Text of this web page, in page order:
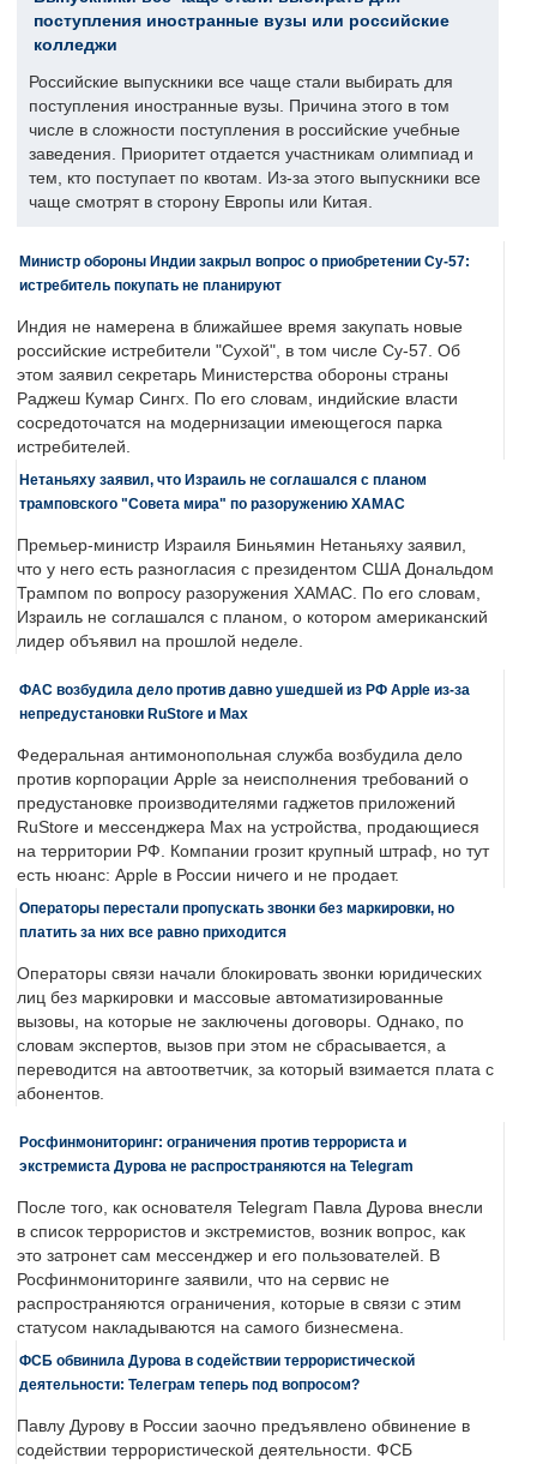
поступления иностранные вузы или российские
колледжи
Российские выпускники все чаще стали выбирать для
поступления иностранные вузы. Причина этого в том
числе в сложности поступления в российские учебные
заведения. Приоритет отдается участникам олимпиад и
тем, кто поступает по квотам. Из-за этого выпускники все
чаще смотрят в сторону Европы или Китая.
Министр обороны Индии закрыл вопрос о приобретении Су-57:
истребитель покупать не планируют
Индия не намерена в ближайшее время закупать новые
российские истребители "Сухой", в том числе Су-57. Об
этом заявил секретарь Министерства обороны страны
Раджеш Кумар Сингх. По его словам, индийские власти
сосредоточатся на модернизации имеющегося парка
истребителей.
Нетаньяху заявил, что Израиль не соглашался с планом
трамповского "Совета мира" по разоружению ХАМАС
Премьер-министр Израиля Биньямин Нетаньяху заявил,
что у него есть разногласия с президентом США Дональдом
Трампом по вопросу разоружения ХАМАС. По его словам,
Израиль не соглашался с планом, о котором американский
лидер объявил на прошлой неделе.
ФАС возбудила дело против давно ушедшей из РФ Apple из-за
непредустановки RuStore и Max
Федеральная антимонопольная служба возбудила дело
против корпорации Apple за неисполнения требований о
предустановке производителями гаджетов приложений
RuStore и мессенджера Max на устройства, продающиеся
на территории РФ. Компании грозит крупный штраф, но тут
есть нюанс: Apple в России ничего и не продает.
Операторы перестали пропускать звонки без маркировки, но
платить за них все равно приходится
Операторы связи начали блокировать звонки юридических
лиц без маркировки и массовые автоматизированные
вызовы, на которые не заключены договоры. Однако, по
словам экспертов, вызов при этом не сбрасывается, а
переводится на автоответчик, за который взимается плата с
абонентов.
Росфинмониторинг: ограничения против террориста и
экстремиста Дурова не распространяются на Telegram
После того, как основателя Telegram Павла Дурова внесли
в список террористов и экстремистов, возник вопрос, как
это затронет сам мессенджер и его пользователей. В
Росфинмониторинге заявили, что на сервис не
распространяются ограничения, которые в связи с этим
статусом накладываются на самого бизнесмена.
ФСБ обвинила Дурова в содействии террористической
деятельности: Телеграм теперь под вопросом?
Павлу Дурову в России заочно предъявлено обвинение в
содействии террористической деятельности. ФСБ